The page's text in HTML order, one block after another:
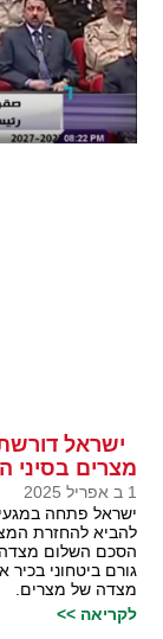
ישראל
מצרים
1 ב אפריל 2025
ישראל פתחה
להביא להחזרת
הסכם השלום
גורם ביטחוני
מצדה של מצרים.
לקריאה >>